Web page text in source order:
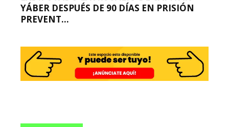
YÁBER DESPUÉS DE 90 DÍAS EN PRISIÓN
PREVENT...